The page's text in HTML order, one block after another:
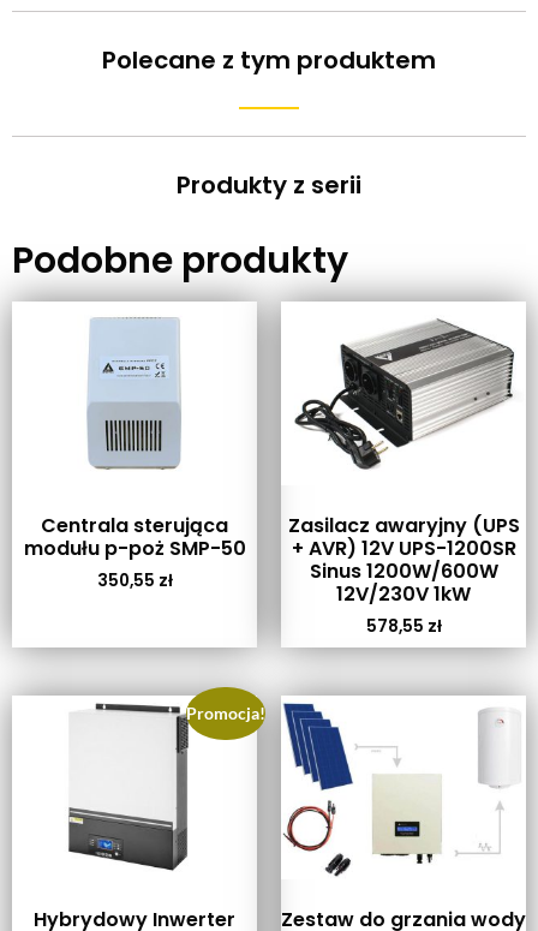
Polecane z tym produktem
Produkty z serii
Podobne produkty
Centrala sterująca
modułu p-poż SMP-50
350,55 zł
Zasilacz awaryjny (UPS
+ AVR) 12V UPS-1200SR
Sinus 1200W/600W
12V/230V 1kW
578,55 zł
Promocja!
Hybrydowy Inwerter
Zestaw do grzania wody